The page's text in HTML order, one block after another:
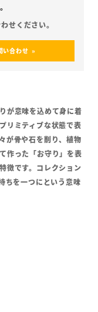
い合わせ
が意味を込めて身に着
リミティブな状態で表
が骨や石を削り、植物
作った「お守り」を表
徴です。コレクション
を一つにという意味